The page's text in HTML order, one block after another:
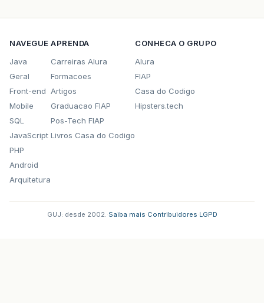
NAVEGUE
Java
Geral
Front-end
Mobile
SQL
JavaScript
PHP
Android
Arquitetura
APRENDA
Carreiras Alura
Formacoes
Artigos
Graduacao FIAP
Pos-Tech FIAP
Livros Casa do Codigo
CONHECA O GRUPO
Alura
FIAP
Casa do Codigo
Hipsters.tech
GUJ: desde 2002. Saiba mais Contribuidores LGPD